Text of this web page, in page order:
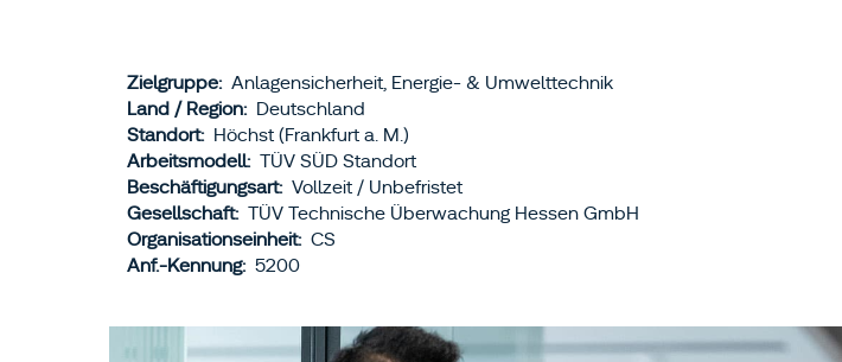
Zielgruppe: Anlagensicherheit, Energie- & Umwelttechnik
Land / Region: Deutschland
Standort: Höchst (Frankfurt a. M.)
Arbeitsmodell: TÜV SÜD Standort
Beschäftigungsart: Vollzeit / Unbefristet
Gesellschaft: TÜV Technische Überwachung Hessen GmbH
Organisationseinheit: CS
Anf.-Kennung: 5200